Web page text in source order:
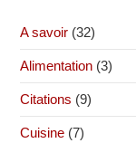
A savoir (32)
Alimentation (3)
Citations (9)
Cuisine (7)